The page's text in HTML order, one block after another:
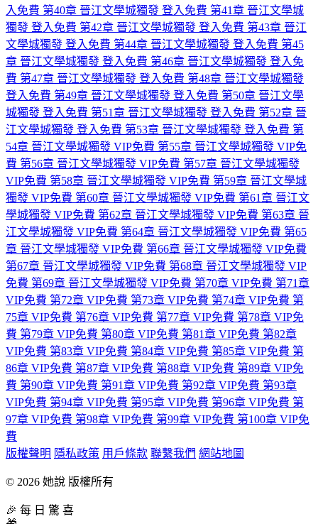
入免費 第40章 晉江文學城獨發 登入免費 第41章 晉江文學城
獨發 登入免費 第42章 晉江文學城獨發 登入免費 第43章 晉江
文學城獨發 登入免費 第44章 晉江文學城獨發 登入免費 第45
章 晉江文學城獨發 登入免費 第46章 晉江文學城獨發 登入免
費 第47章 晉江文學城獨發 登入免費 第48章 晉江文學城獨發
登入免費 第49章 晉江文學城獨發 登入免費 第50章 晉江文學
城獨發 登入免費 第51章 晉江文學城獨發 登入免費 第52章 晉
江文學城獨發 登入免費 第53章 晉江文學城獨發 登入免費 第
54章 晉江文學城獨發 VIP免費 第55章 晉江文學城獨發 VIP免
費 第56章 晉江文學城獨發 VIP免費 第57章 晉江文學城獨發
VIP免費 第58章 晉江文學城獨發 VIP免費 第59章 晉江文學城
獨發 VIP免費 第60章 晉江文學城獨發 VIP免費 第61章 晉江文
學城獨發 VIP免費 第62章 晉江文學城獨發 VIP免費 第63章 晉
江文學城獨發 VIP免費 第64章 晉江文學城獨發 VIP免費 第65
章 晉江文學城獨發 VIP免費 第66章 晉江文學城獨發 VIP免費
第67章 晉江文學城獨發 VIP免費 第68章 晉江文學城獨發 VIP
免費 第69章 晉江文學城獨發 VIP免費 第70章 VIP免費 第71章
VIP免費 第72章 VIP免費 第73章 VIP免費 第74章 VIP免費 第
75章 VIP免費 第76章 VIP免費 第77章 VIP免費 第78章 VIP免
費 第79章 VIP免費 第80章 VIP免費 第81章 VIP免費 第82章
VIP免費 第83章 VIP免費 第84章 VIP免費 第85章 VIP免費 第
86章 VIP免費 第87章 VIP免費 第88章 VIP免費 第89章 VIP免
費 第90章 VIP免費 第91章 VIP免費 第92章 VIP免費 第93章
VIP免費 第94章 VIP免費 第95章 VIP免費 第96章 VIP免費 第
97章 VIP免費 第98章 VIP免費 第99章 VIP免費 第100章 VIP免
費
版權聲明 隱私政策 用戶條款 聯繫我們 網站地圖
© 2026 她說 版權所有
🎉 每 日 驚 喜